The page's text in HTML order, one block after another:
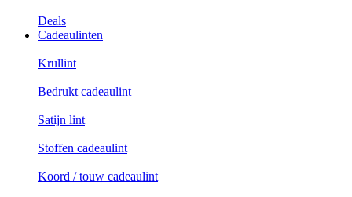
Deals
Cadeaulinten
Krullint
Bedrukt cadeaulint
Satijn lint
Stoffen cadeaulint
Koord / touw cadeaulint